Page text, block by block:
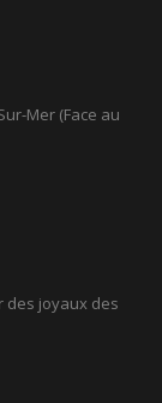
Mer (Face au
des joyaux des